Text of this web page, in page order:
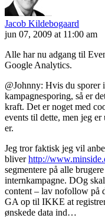
Jacob Kildebogaard
jun 07, 2009 at 11:00 am
Alle har nu adgang til
Google Analytics.
@Johnny: Hvis du sporer
kampagnesporing, så er
kraft. Det er noget med
events til dette, men jeg
er.
Jeg tror faktisk jeg vil
bliverhttp://
segmentere på alle
internkampagne. DOg
content – lav nofollow på
GA op til IKKE at
ønskede data ind…